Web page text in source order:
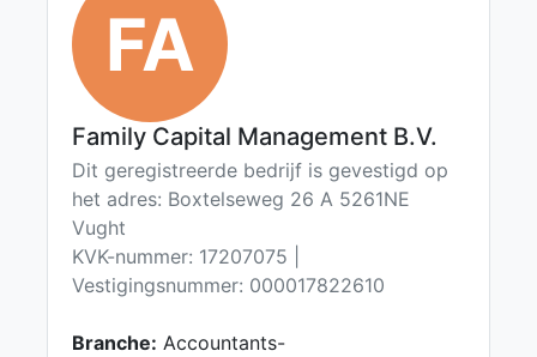
FA
Family Capital Management B.V.
Dit geregistreerde bedrijf is gevestigd op
het adres: Boxtelseweg 26 A 5261NE
Vught
KVK-nummer: 17207075 |
Vestigingsnummer: 000017822610
Branche: Accountants-